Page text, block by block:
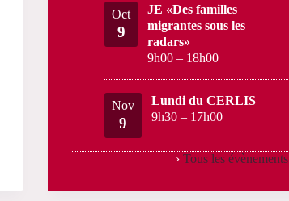
Oct
9
JE «Des familles
migrantes sous les
radars»
9h00 – 18h00
Nov
9
Lundi du CERLIS
9h30 – 17h00
› Tous les évènements